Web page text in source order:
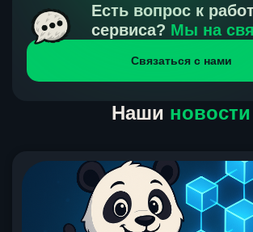
получения нами средств от тебя, а на
направлений курс, указанный на сайте,
окончательным. Если сомневаешься,
чат на сайте, мы поможем разобраться.
Есть вопрос к
сервиса? Мы на
Связаться с нами
Наши новости